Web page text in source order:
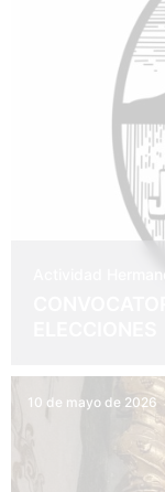
Actividad
10 de mayo de 2026